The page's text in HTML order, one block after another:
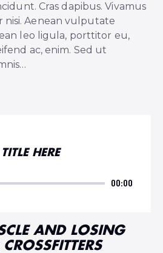
Cras dapibus. Vivamus
Aenean vulputate
leo ligula, porttitor eu,
ac, enim. Sed ut
HERE
00:00
AND LOSING